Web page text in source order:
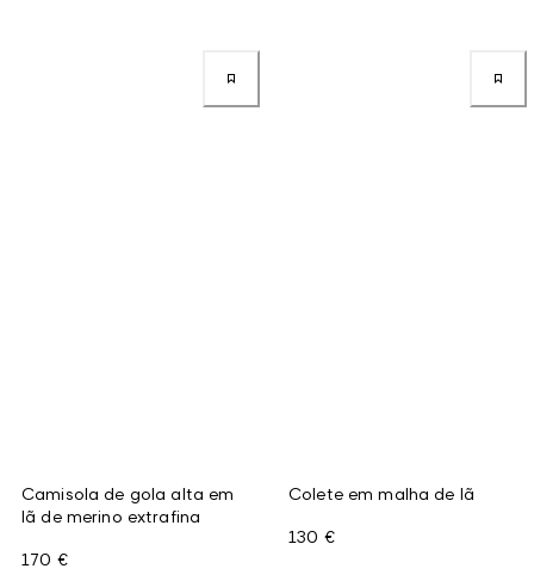
Camisola de gola alta em
lã de merino extrafina
170 €
Colete em malha de lã
130 €